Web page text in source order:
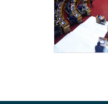
El legislador
allí fue
desaparecida.
Por su lado,